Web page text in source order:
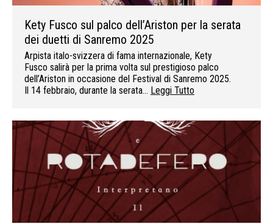
Kety Fusco sul palco dell’Ariston per la serata
dei duetti di Sanremo 2025
Arpista italo-svizzera di fama internazionale, Kety
Fusco salirà per la prima volta sul prestigioso palco
dell’Ariston in occasione del Festival di Sanremo 2025.
Il 14 febbraio, durante la serata… Leggi Tutto